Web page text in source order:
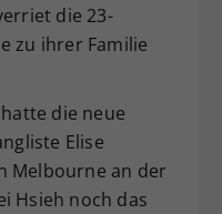
die 23-
zu ihrer Familie
die neue
Elise
Melbourne an der
Hsieh noch das